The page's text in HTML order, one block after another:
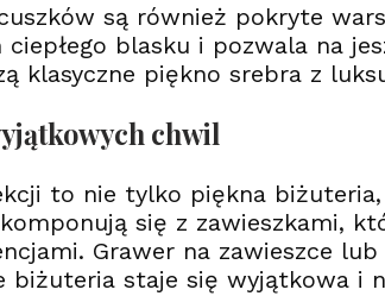
są również pokryte
blasku i pozwala na
klasyczne piękno srebra z
chwil
to nie tylko piękna
się z zawieszkami,
Grawer na zawieszce
biżuteria staje się wyjątkowa i